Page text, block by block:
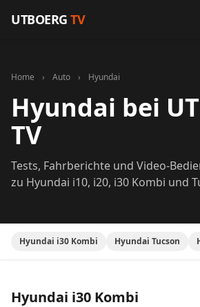
UTBOERGTV
Home › Auto › Hyundai
Hyundai bei
TV
Tests, Fahrberichte und Video-
zu Hyundai i10, i20, i30 Kombi und
Hyundai i30 Kombi Hyundai Tucson
Hyundai i30 Kombi